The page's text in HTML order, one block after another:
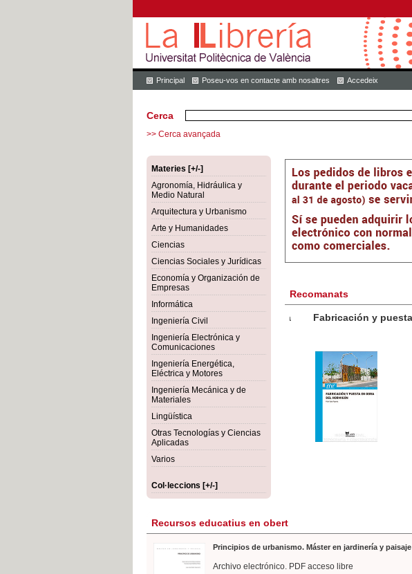
Principal Poseu-vos en contacte amb nosaltres Accedeix
Cerca
>> Cerca avançada
Materies [+/-]
Agronomía, Hidráulica y
Medio Natural
Arquitectura y Urbanismo
Arte y Humanidades
Ciencias
Ciencias Sociales y Jurídicas
Economía y Organización de
Empresas
Informática
Ingeniería Civil
Ingeniería Electrónica y
Comunicaciones
Ingeniería Energética,
Eléctrica y Motores
Ingeniería Mecánica y de
Materiales
Lingüística
Otras Tecnologías y Ciencias
Aplicadas
Varios
Col·leccions [+/-]
Recomanats
Botánica Agroalimentaria
Recursos educatius en obert
Principios de urbanismo. Máster en jardinería y paisaje
Archivo electrónico. PDF acceso libre